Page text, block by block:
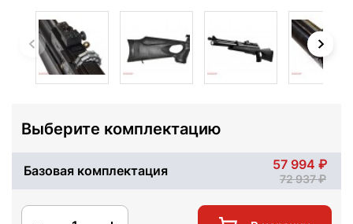
Выберите комплектацию
Базовая комплектация 57 994
72 937